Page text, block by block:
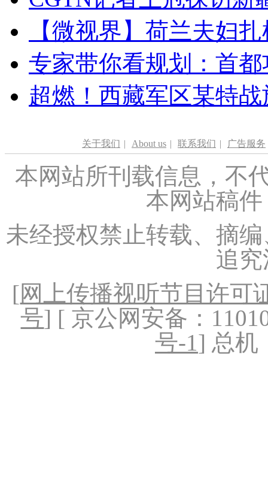
【微视界】荷兰夫妇
专家带你看规划：首
超燃！西藏军区某特
关于我们 | About us | 联系我们 | 广告服务
本网站所刊载信息，不
本网站稿
未经授权禁止转载、摘
追
[网上传播视听节目许可
号] [ 京公网安备：
号-1] 总机